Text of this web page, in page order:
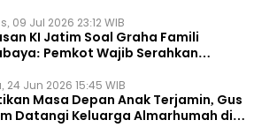
09 Jul 2026 23:12 WIB
KI Jatim Soal Graha Famili
Pemkot Wajib Serahkan
24 Jun 2026 15:45 WIB
Masa Depan Anak Terjamin, Gus
Datangi Keluarga Almarhumah di